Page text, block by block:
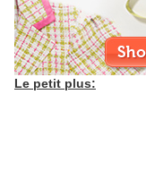
Le petit plus: